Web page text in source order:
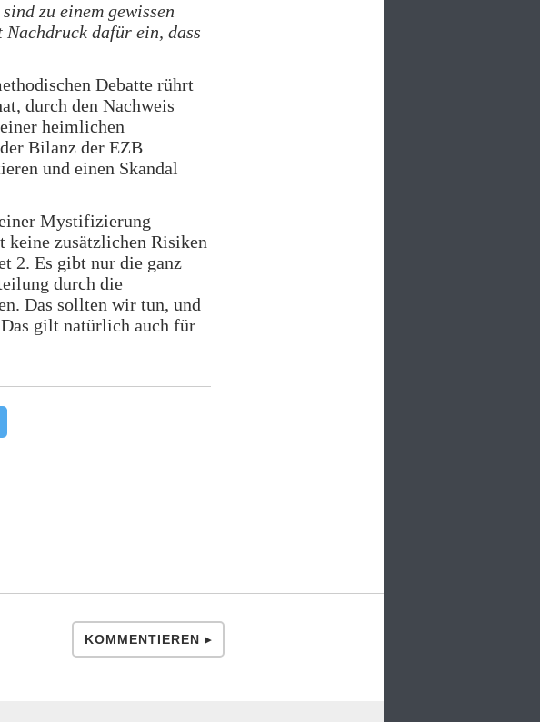
zu einem gewissen
dafür ein, dass
Debatte rührt
durch den Nachweis
heimlichen
Bilanz der EZB
und einen Skandal
Mystifizierung
keine zusätzlichen Risiken
2. Es gibt nur die ganz
durch die
Das sollten wir tun, und
gilt natürlich auch für
KOMMENTIEREN ▸